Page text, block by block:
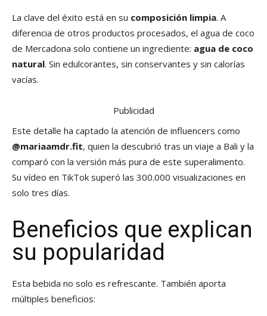
La clave del éxito está en su composición limpia. A
diferencia de otros productos procesados, el agua de coco
de Mercadona solo contiene un ingrediente: agua de coco
natural. Sin edulcorantes, sin conservantes y sin calorías
vacías.
Publicidad
Este detalle ha captado la atención de influencers como
@mariaamdr.fit, quien la descubrió tras un viaje a Bali y la
comparó con la versión más pura de este superalimento.
Su vídeo en TikTok superó las 300.000 visualizaciones en
solo tres días.
Beneficios que explican
su popularidad
Esta bebida no solo es refrescante. También aporta
múltiples beneficios: